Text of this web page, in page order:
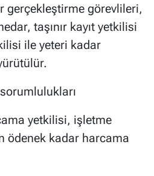
gerçekleştirme görevlileri,
taşınır kayıt yetkilisi
ile yeteri kadar
yetkilisi, işletme
ödenek kadar harcama